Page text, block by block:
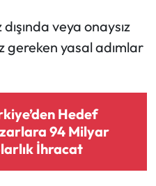
veya onaysız
gereken yasal adımlar
Hedef
94 Milyar
İhracat